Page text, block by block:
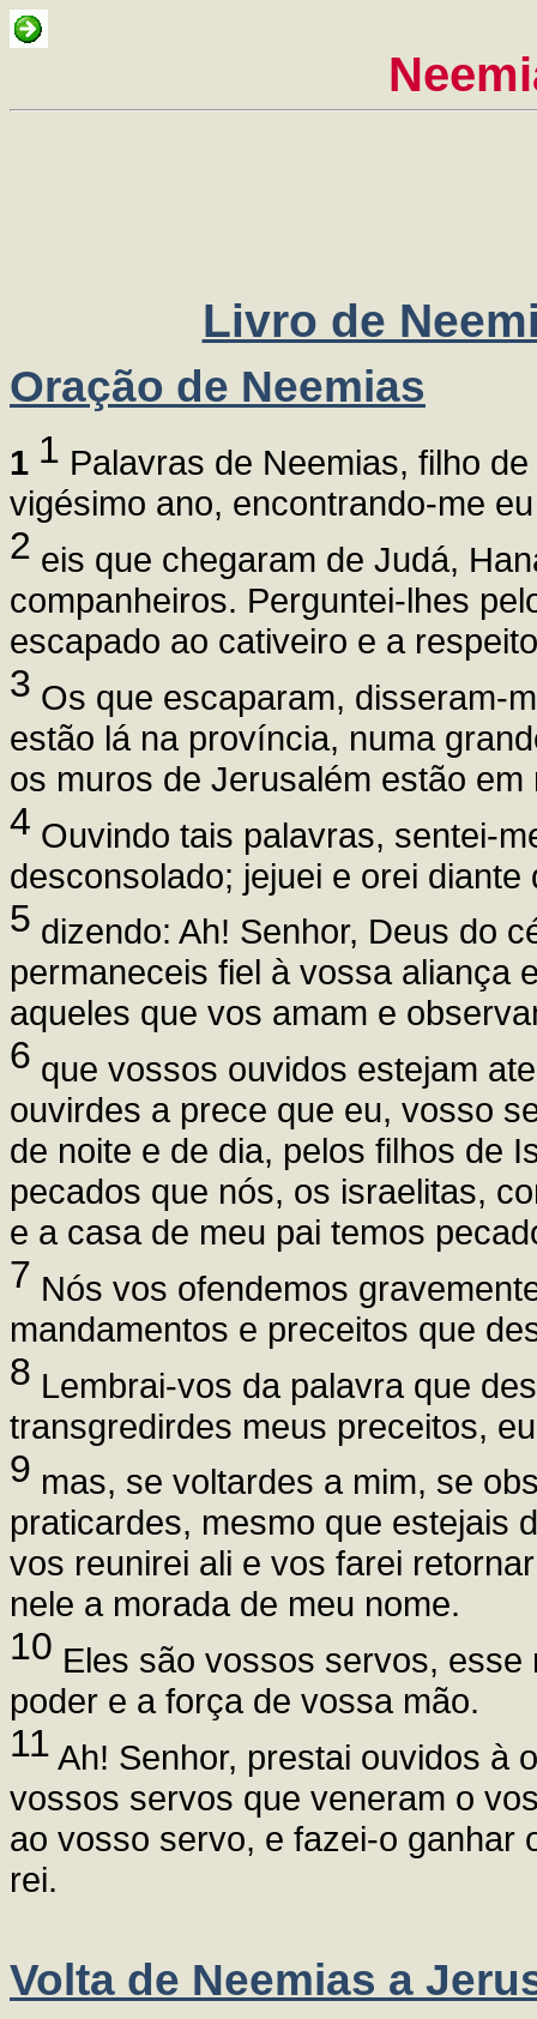
Livro de
Oração de Neemias
1 1 Palavras de Neemias, filho
vigésimo ano, encontrando-me
2 eis que chegaram de Judá,
companheiros. Perguntei-lhes
escapado ao cativeiro e a
3 Os que escaparam, disseram-
estão lá na província, numa
os muros de Jerusalém estão
4 Ouvindo tais palavras, sentei-
desconsolado; jejuei e orei diante
5 dizendo: Ah! Senhor, Deus do
permaneceis fiel à vossa aliança
aqueles que vos amam e
6 que vossos ouvidos estejam
ouvirdes a prece que eu, vosso
de noite e de dia, pelos filhos de
pecados que nós, os israelitas,
e a casa de meu pai temos
7 Nós vos ofendemos
mandamentos e preceitos que
8 Lembrai-vos da palavra que
transgredirdes meus preceitos,
9 mas, se voltardes a mim, se
praticardes, mesmo que estejais
vos reunirei ali e vos farei
nele a morada de meu nome.
10 Eles são vossos servos,
poder e a força de vossa mão.
11 Ah! Senhor, prestai ouvidos à
vossos servos que veneram o
ao vosso servo, e fazei-o ganhar
rei.
Volta de Neemias a